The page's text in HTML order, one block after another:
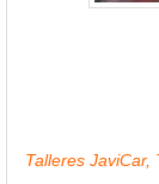
Talleres JaviCar,